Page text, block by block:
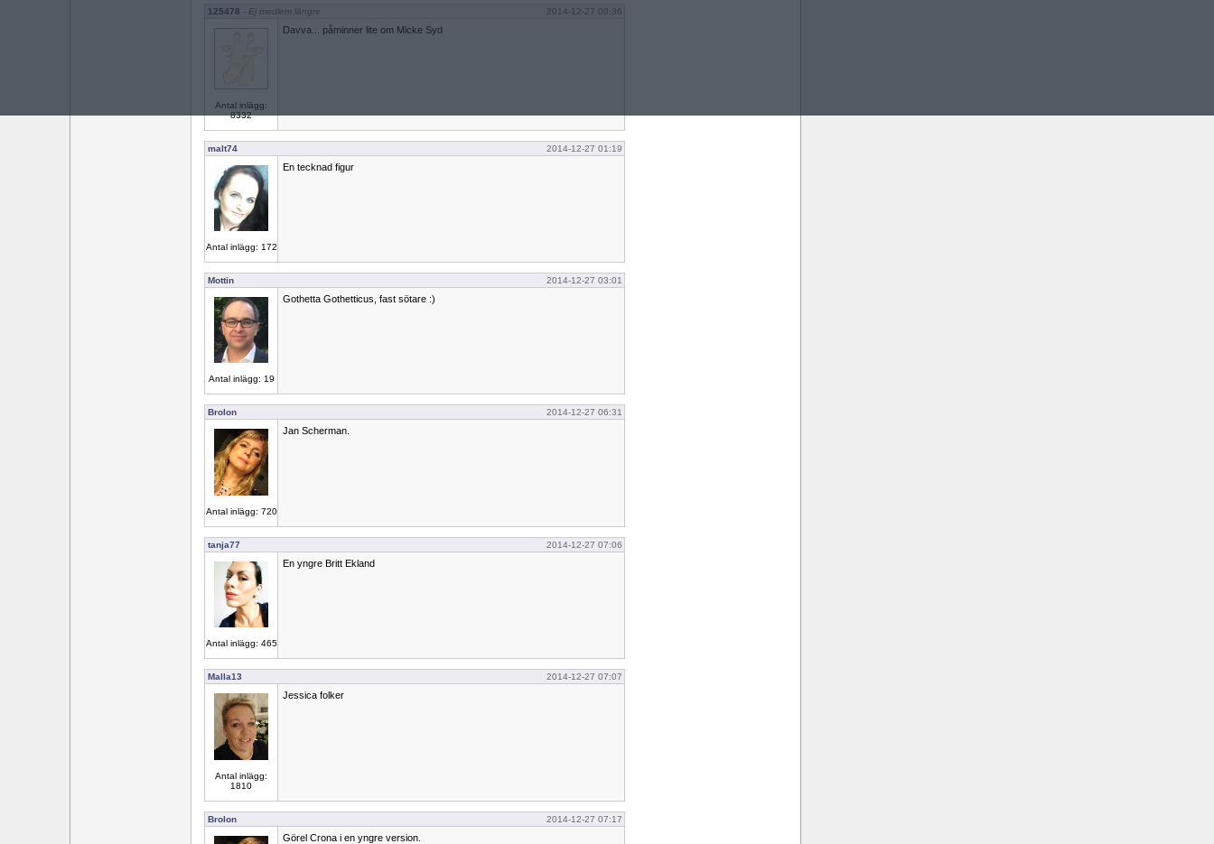
125478 - Ej medlem längre 2014-12-27 00:36
Antal inlägg:
8332
Davva... påminner lite om Micke Syd
malt74 2014-12-27 01:19
Antal inlägg: 172
En tecknad figur
Mottin 2014-12-27 03:01
Antal inlägg: 19
Gothetta Gothetticus, fast sötare :)
Brolon 2014-12-27 06:31
Antal inlägg: 720
Jan Scherman.
tanja77 2014-12-27 07:06
Antal inlägg: 465
En yngre Britt Ekland
Malla13 2014-12-27 07:07
Antal inlägg:
1810
Jessica folker
Brolon 2014-12-27 07:17
Görel Crona i en yngre version.